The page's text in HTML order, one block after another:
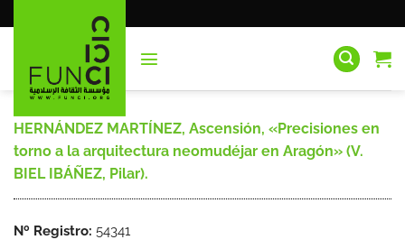
al
HERNÁNDEZ MARTÍNEZ, Ascensión, «Precisiones en
torno a la arquitectura neomudéjar en Aragón» (V.
BIEL IBÁÑEZ, Pilar).
Nº Registro: 54341